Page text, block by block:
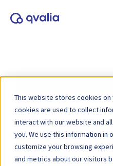
This website stores cookies on
cookies are used to collect
interact with our website and
you. We use this information in
customize your browsing
and metrics about our visitors
Søg
efter
Hjem Vidensbase